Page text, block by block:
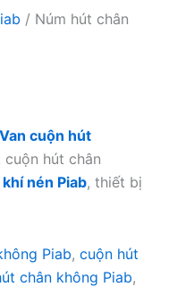
/ Núm hút chân
Van cuộn hút
hút chân
nén Piab, thiết bị
Piab, cuộn hút
chân không Piab,